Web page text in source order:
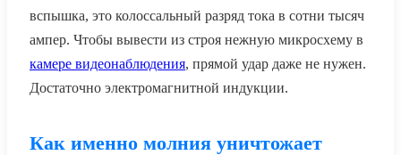
вспышка, это колоссальный разряд тока в сотни тысяч
ампер. Чтобы вывести из строя нежную микросхему в
камере видеонаблюдения, прямой удар даже не нужен.
Достаточно электромагнитной индукции.
Как именно молния уничтожает